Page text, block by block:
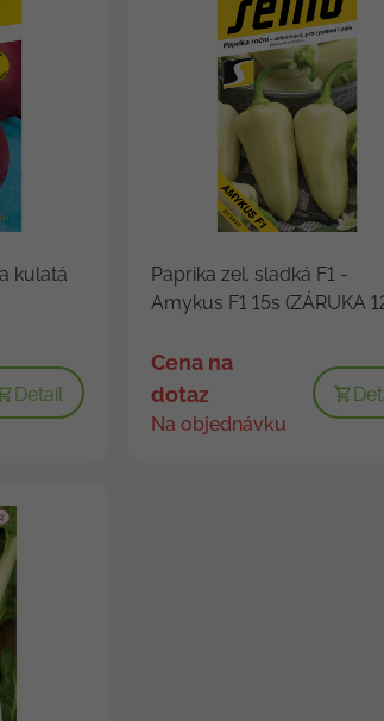
kulatá
Detail
Paprika zel. sladká F1 -
Amykus F1 15s (ZÁRUKA
Cena na
dotaz
Na objednávku